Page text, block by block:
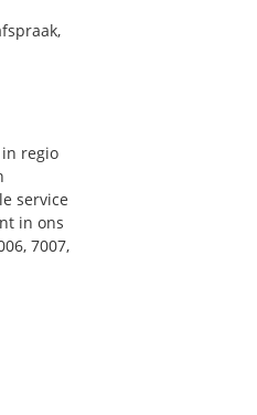
regio
service
in ons
7007,